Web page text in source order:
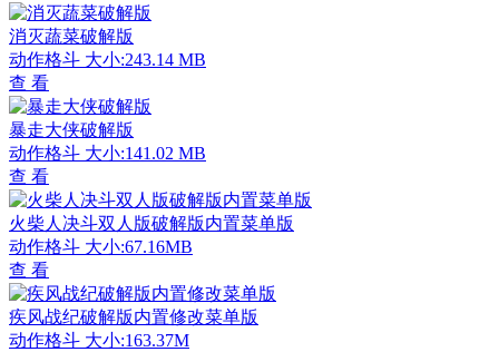
消灭蔬菜破解版
动作格斗 大小:243.14 MB
查 看
暴走大侠破解版
动作格斗 大小:141.02 MB
查 看
火柴人决斗双人版破解版内置菜单版
动作格斗 大小:67.16MB
查 看
疾风战纪破解版内置修改菜单版
动作格斗 大小:163.37M